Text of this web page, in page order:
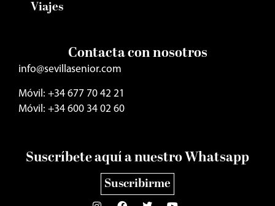
Viajes
Contacta con nosotros
info@sevillasenior.com
Móvil: +34 677 70 42 21
Móvil: +34 600 34 02 60
Suscríbete aquí a nuestro Whatsapp
Suscribirme